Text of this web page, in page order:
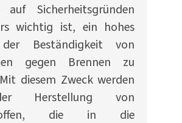
auf Sicherheitsgründen
wichtig ist, ein hohes
der Beständigkeit von
gegen Brennen zu
diesem Zweck werden
Herstellung von
die in die